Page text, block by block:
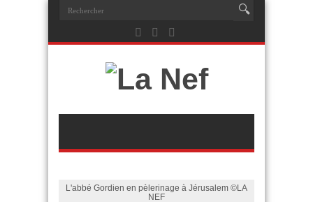
L'abbé Gordien en pèlerinage à Jérusalem ©LA
NEF